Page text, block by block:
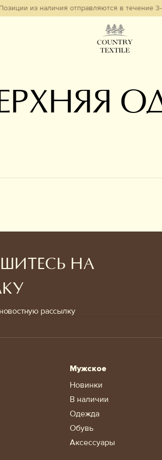
из наличия отправляются в течение
НА
рассылку
Мужское
Новинки
В наличии
Одежда
Обувь
Аксессуары